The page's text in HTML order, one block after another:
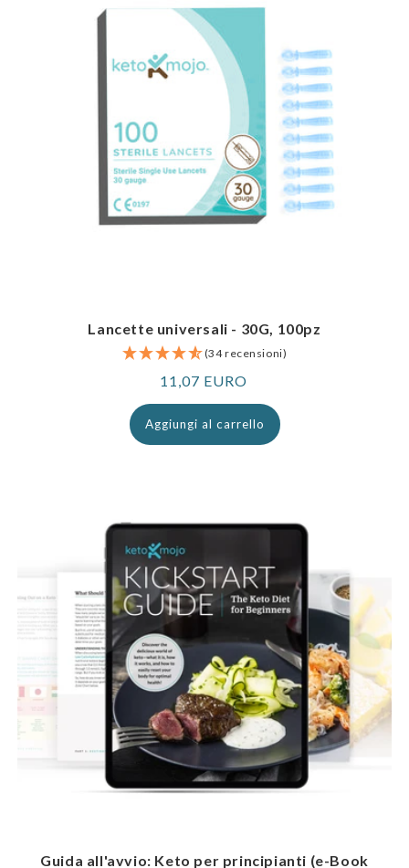
Lancette universali - 30G, 100pz
(34 recensioni)
Prezzo
normale
11,07 EURO
Aggiungi al carrello
Guida all'avvio: Keto per principianti (e-Book